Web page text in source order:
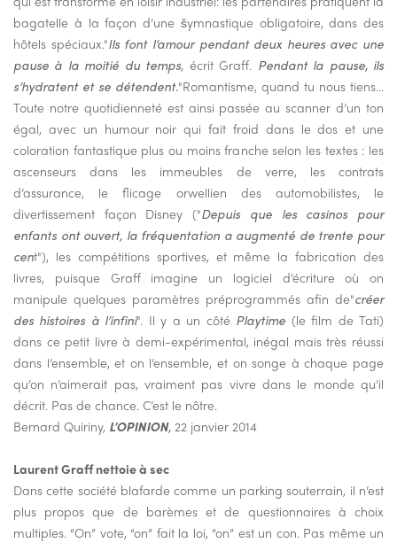
bagatelle à la façon d’une šymnastique obligatoire, dans des
hôtels spéciaux."Ils font l’amour pendant deux heures avec une
pause à la moitié du temps, écrit Graff. Pendant la pause, ils
s’hydratent et se détendent."Romantisme, quand tu nous tiens…
Toute notre quotidienneté est ainsi passée au scanner d’un ton
égal, avec un humour noir qui fait froid dans le dos et une
coloration fantastique plus ou moins franche selon les textes : les
ascenseurs dans les immeubles de verre, les contrats
d’assurance, le flicage orwellien des automobilistes, le
divertissement façon Disney ("Depuis que les casinos pour
enfants ont ouvert, la fréquentation a augmenté de trente pour
cent"), les compétitions sportives, et même la fabrication des
livres, puisque Graff imagine un logiciel d’écriture où on
manipule quelques paramètres préprogrammés afin de"créer
des histoires à l’infini". Il y a un côté Playtime (le film de Tati)
dans ce petit livre à demi-expérimental, inégal mais très réussi
dans l’ensemble, et on l’ensemble, et on songe à chaque page
qu’on n’aimerait pas, vraiment pas vivre dans le monde qu’il
décrit. Pas de chance. C’est le nôtre.
Bernard Quiriny, L’OPINION, 22 janvier 2014
Laurent Graff nettoie à sec
Dans cette société blafarde comme un parking souterrain, il n’est
plus propos que de barèmes et de questionnaires à choix
multiples. “On” vote, “on” fait la loi, “on” est un con. Pas même un